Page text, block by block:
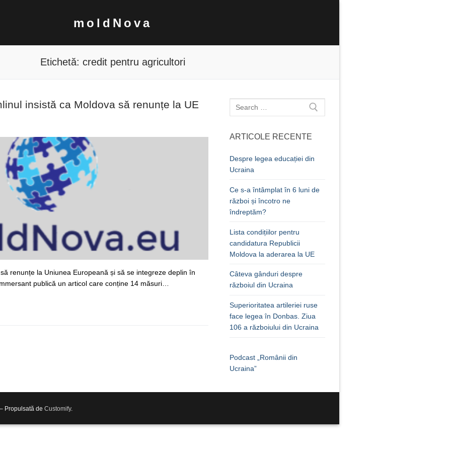
moldNova
Etichetă: credit pentru agricultori
insistă ca Moldova să renunțe la UE
renunțe la Uniunea Europeană și să se integreze deplin în
publică un articol care conține 14 măsuri…
Caută
după:
ARTICOLE RECENTE
Despre legea educației din
Ucraina
Ce s-a întâmplat în 6 luni de
război și încotro ne
îndreptăm?
Lista condițiilor pentru
candidatura Republicii
Moldova la aderarea la UE
Câteva gânduri despre
războiul din Ucraina
Superioritatea artileriei ruse
face legea în Donbas. Ziua
106 a războiului din Ucraina
Podcast „Românii din
Ucraina”
Propulsată de Customify.